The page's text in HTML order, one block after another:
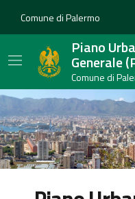
Comune di Palermo
Piano
Generale
Comune di